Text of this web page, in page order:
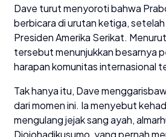
Dave turut menyoroti bahwa
berbicara di urutan ketiga,
Presiden Amerika Serikat.
tersebut menunjukkan besarnya
harapan komunitas internasional
Tak hanya itu, Dave
dari momen ini. Ia menyebut
mengulang jejak sang ayah,
Djojohadikusumo, yang pernah